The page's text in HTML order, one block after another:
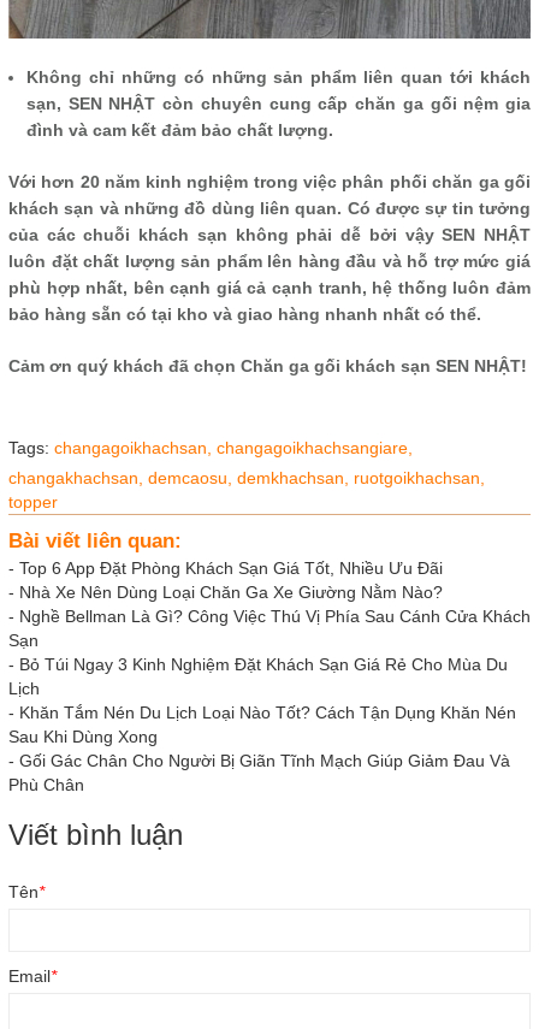
Không chỉ những có những sản phẩm liên quan tới khách
sạn, SEN NHẬT còn chuyên cung cấp chăn ga gối nệm gia
đình và cam kết đảm bảo chất lượng.
Với hơn 20 năm kinh nghiệm trong việc phân phối chăn ga gối
khách sạn và những đồ dùng liên quan. Có được sự tin tưởng
của các chuỗi khách sạn không phải dễ bởi vậy SEN NHẬT
luôn đặt chất lượng sản phẩm lên hàng đầu và hỗ trợ mức giá
phù hợp nhất, bên cạnh giá cả cạnh tranh, hệ thống luôn đảm
bảo hàng sẵn có tại kho và giao hàng nhanh nhất có thể.
Cảm ơn quý khách đã chọn Chăn ga gối khách sạn SEN NHẬT!
Tags: changagoikhachsan, changagoikhachsangiare,
changakhachsan, demcaosu, demkhachsan, ruotgoikhachsan,
topper
Bài viết liên quan:
- Top 6 App Đặt Phòng Khách Sạn Giá Tốt, Nhiều Ưu Đãi
- Nhà Xe Nên Dùng Loại Chăn Ga Xe Giường Nằm Nào?
- Nghề Bellman Là Gì? Công Việc Thú Vị Phía Sau Cánh Cửa Khách
Sạn
- Bỏ Túi Ngay 3 Kinh Nghiệm Đặt Khách Sạn Giá Rẻ Cho Mùa Du
Lịch
- Khăn Tắm Nén Du Lịch Loại Nào Tốt? Cách Tận Dụng Khăn Nén
Sau Khi Dùng Xong
- Gối Gác Chân Cho Người Bị Giãn Tĩnh Mạch Giúp Giảm Đau Và
Phù Chân
Viết bình luận
Tên*
Email*